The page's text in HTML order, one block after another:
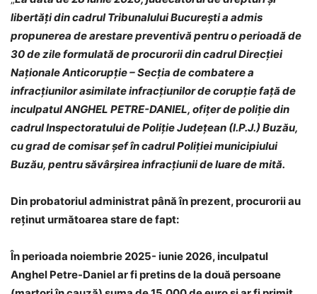
libertăți din cadrul Tribunalului București a admis
propunerea de arestare preventivă pentru o perioadă de
30 de zile formulată de procurorii din cadrul Direcției
Naționale Anticorupție – Secția de combatere a
infracțiunilor asimilate infracțiunilor de corupție față de
inculpatul ANGHEL PETRE-DANIEL, ofițer de poliție din
cadrul Inspectoratului de Poliție Județean (I.P.J.) Buzău,
cu grad de comisar șef în cadrul Poliției municipiului
Buzău, pentru săvârșirea infracțiunii de luare de mită.
Din probatoriul administrat până în prezent, procurorii au
reținut următoarea stare de fapt:
În perioada noiembrie 2025- iunie 2026, inculpatul
Anghel Petre-Daniel ar fi pretins de la două persoane